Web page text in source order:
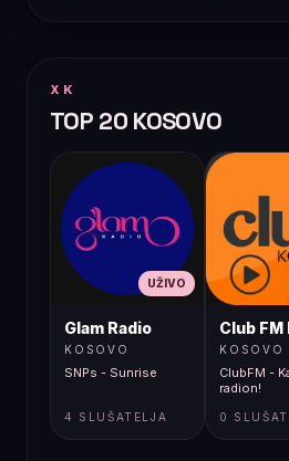
XK
TOP 20 KOSOVO
UŽIVO
Glam Radio
KOSOVO
SNPs - Sunrise
4 SLUŠATELJA
Club FM
KOSOVO
ClubFM -
radion!
0